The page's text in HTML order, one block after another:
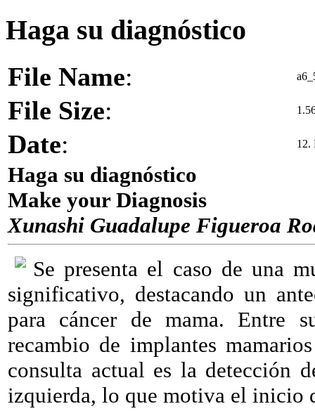
Haga su diagnóstico
File Name:
File Size:
Date: 12.
Haga su diagnóstico
Make your Diagnosis
Xunashi Guadalupe Figueroa
Se presenta el caso de una
significativo, destacando un
para cáncer de mama. Entre
recambio de implantes
consulta actual es la detección
izquierda, lo que motiva el inicio